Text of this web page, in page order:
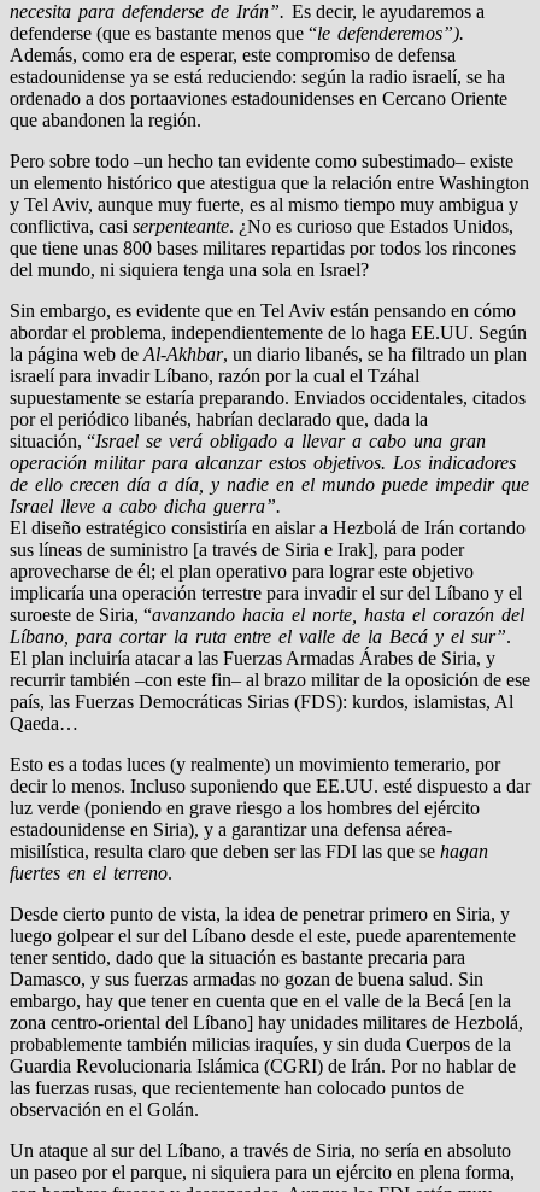
necesita para defenderse de Irán”. Es decir, le ayudaremos a
defenderse (que es bastante menos que “le defenderemos”).
Además, como era de esperar, este compromiso de defensa
estadounidense ya se está reduciendo: según la radio israelí, se ha
ordenado a dos portaaviones estadounidenses en Cercano Oriente
que abandonen la región.
Pero sobre todo –un hecho tan evidente como subestimado– existe
un elemento histórico que atestigua que la relación entre Washington
y Tel Aviv, aunque muy fuerte, es al mismo tiempo muy ambigua y
conflictiva, casi serpenteante. ¿No es curioso que Estados Unidos,
que tiene unas 800 bases militares repartidas por todos los rincones
del mundo, ni siquiera tenga una sola en Israel?
Sin embargo, es evidente que en Tel Aviv están pensando en cómo
abordar el problema, independientemente de lo haga EE.UU. Según
la página web deAl-Akhbar, un diario libanés, se ha filtrado un plan
israelí para invadir Líbano, razón por la cual el Tzáhal
supuestamente se estaría preparando. Enviados occidentales, citados
por el periódico libanés, habrían declarado que, dada la
situación, “Israel se verá obligado a llevar a cabo una gran
operación militar para alcanzar estos objetivos. Los indicadores
de ello crecen día a día, y nadie en el mundo puede impedir que
Israel lleve a cabo dicha guerra”.
El diseño estratégico consistiría en aislar a Hezbolá de Irán cortando
sus líneas de suministro [a través de Siria e Irak], para poder
aprovecharse de él; el plan operativo para lograr este objetivo
implicaría una operación terrestre para invadir el sur del Líbano y el
suroeste de Siria, “avanzando hacia el norte, hasta el corazón del
Líbano, para cortar la ruta entre el valle de la Becá y el sur”.
El plan incluiría atacar a las Fuerzas Armadas Árabes de Siria, y
recurrir también –con este fin– al brazo militar de la oposición de ese
país, las Fuerzas Democráticas Sirias (FDS): kurdos, islamistas, Al
Qaeda…
Esto es a todas luces (y realmente) un movimiento temerario, por
decir lo menos. Incluso suponiendo que EE.UU. esté dispuesto a dar
luz verde (poniendo en grave riesgo a los hombres del ejército
estadounidense en Siria), y a garantizar una defensa aérea-
misilística, resulta claro que deben ser las FDI las que se hagan
fuertes en el terreno.
Desde cierto punto de vista, la idea de penetrar primero en Siria, y
luego golpear el sur del Líbano desde el este, puede aparentemente
tener sentido, dado que la situación es bastante precaria para
Damasco, y sus fuerzas armadas no gozan de buena salud. Sin
embargo, hay que tener en cuenta que en el valle de la Becá [en la
zona centro-oriental del Líbano] hay unidades militares de Hezbolá,
probablemente también milicias iraquíes, y sin duda Cuerpos de la
Guardia Revolucionaria Islámica (CGRI) de Irán. Por no hablar de
las fuerzas rusas, que recientemente han colocado puntos de
observación en el Golán.
Un ataque al sur del Líbano, a través de Siria, no sería en absoluto
un paseo por el parque, ni siquiera para un ejército en plena forma,